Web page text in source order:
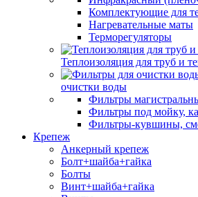
Комплектующие для
Нагревательные маты
Терморегуляторы
Теплоизоляция для труб и
очистки воды
Фильтры
Фильтры под мойку,
Фильтры-кувшины,
Крепеж
Анкерный крепеж
Болт+шайба+гайка
Болты
Винт+шайба+гайка